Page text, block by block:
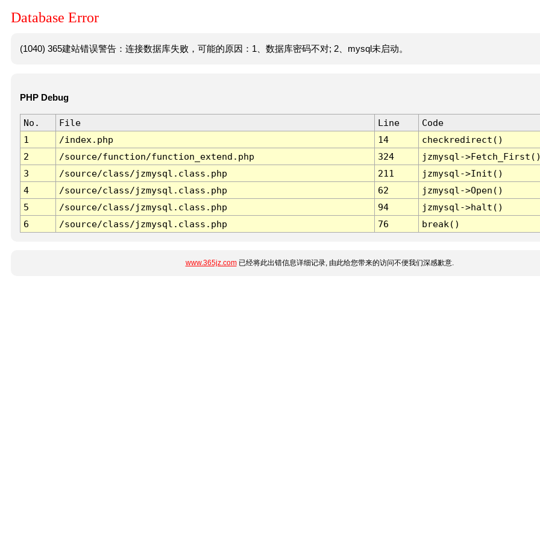
Database Error
(1040) 365建站错误警告：连接数据库失败，可能的原因：1、数据库密码不对; 2、mysql未启动。
PHP Debug
No. File Line
Code
1
/index.php 14
checkredirect()
2
/source/function/function_extend.php 324
jzmysql-
3
/source/class/jzmysql.class.php 211
jzmysql->Init()
4
/source/class/jzmysql.class.php 62
jzmysql->Open()
5
/source/class/jzmysql.class.php 94
jzmysql->halt()
6
/source/class/jzmysql.class.php 76 break()
www.365jz.com已经将此出错信息详细记录, 由此给您带来的访问不便我们深感歉意.